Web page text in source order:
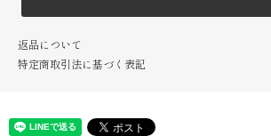
返品について
特定商取引法に基づく表記